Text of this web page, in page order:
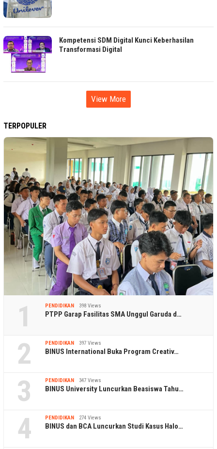
Kompetensi SDM Digital Kunci Keberhasilan
Transformasi Digital
View More
TERPOPULER
1 PENDIDIKAN 398 Views
PTPP Garap Fasilitas SMA Unggul Garuda d…
2 PENDIDIKAN 397 Views
BINUS International Buka Program Creativ…
3 PENDIDIKAN 347 Views
BINUS University Luncurkan Beasiswa Tahu…
4 PENDIDIKAN 274 Views
BINUS dan BCA Luncurkan Studi Kasus Halo…